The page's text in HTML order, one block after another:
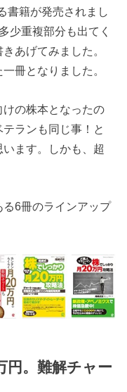
書籍が発売されまし
少重複部分も出てく
あげてみました。
冊となりました。
の株本となったの
ランも同じ事！と
ます。しかも、超
6冊のラインアップ
円。難解チャー